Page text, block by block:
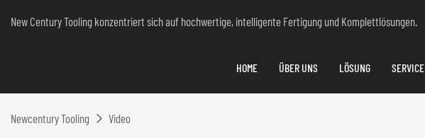
New Century Tooling konzentriert sich auf hochwertige, intelligente Fertigung und Komplettlösungen.
HOME ÜBER UNS LÖSUNG SERVICE
Newcentury Tooling Video